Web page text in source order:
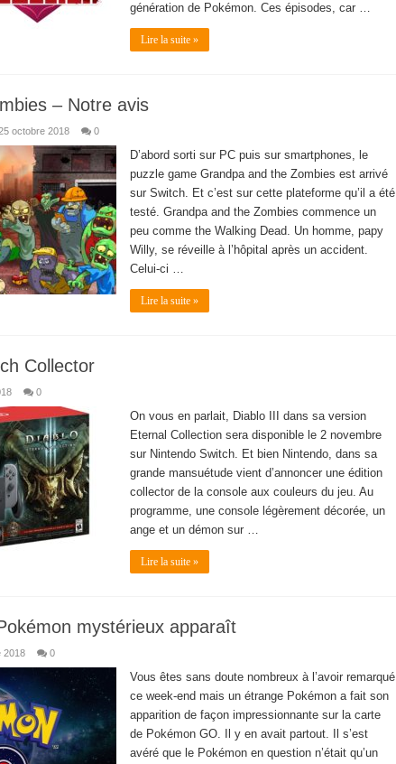
génération de Pokémon. Ces épisodes, car …
Lire la suite »
– Notre avis
octobre 2018 0
D’abord sorti sur PC puis sur smartphones, le
puzzle game Grandpa and the Zombies est arrivé
sur Switch. Et c’est sur cette plateforme qu’il a été
testé. Grandpa and the Zombies commence un
peu comme the Walking Dead. Un homme, papy
Willy, se réveille à l’hôpital après un accident.
Celui-ci …
Lire la suite »
Collector
0
On vous en parlait, Diablo III dans sa version
Eternal Collection sera disponible le 2 novembre
sur Nintendo Switch. Et bien Nintendo, dans sa
grande mansuétude vient d’annoncer une édition
collector de la console aux couleurs du jeu. Au
programme, une console légèrement décorée, un
ange et un démon sur …
Lire la suite »
mystérieux apparaît
2018 0
Vous êtes sans doute nombreux à l’avoir remarqué
ce week-end mais un étrange Pokémon a fait son
apparition de façon impressionnante sur la carte
de Pokémon GO. Il y en avait partout. Il s’est
avéré que le Pokémon en question n’était qu’un